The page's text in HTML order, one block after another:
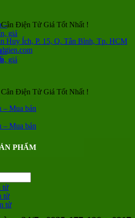
Điện Tử Giá Tốt Nhất !
Huy Ích, P. 15, Q. Tân Bình, Tp. HCM
Điện Tử Giá Tốt Nhất !
PHẨM
tử
tử
tử